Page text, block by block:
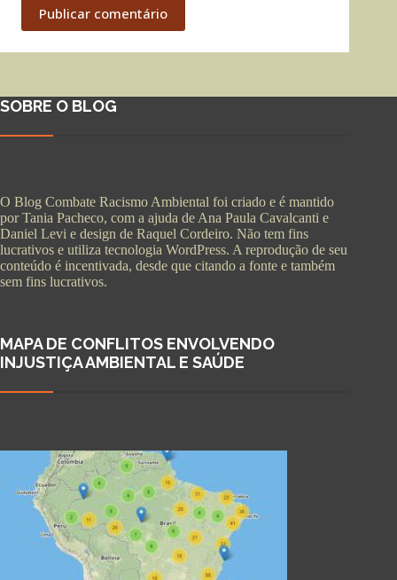
Publicar comentário
SOBRE O BLOG
O Blog Combate Racismo Ambiental foi criado e é mantido
por Tania Pacheco, com a ajuda de Ana Paula Cavalcanti e
Daniel Levi e design de Raquel Cordeiro. Não tem fins
lucrativos e utiliza tecnologia WordPress. A reprodução de seu
conteúdo é incentivada, desde que citando a fonte e também
sem fins lucrativos.
MAPA DE CONFLITOS ENVOLVENDO
INJUSTIÇA AMBIENTAL E SAÚDE